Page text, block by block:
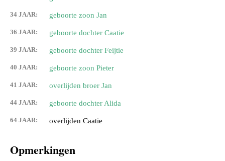
34 JAAR: geboorte zoon Jan
36 JAAR: geboorte dochter Caatie
39 JAAR: geboorte dochter Feijtie
40 JAAR: geboorte zoon Pieter
41 JAAR: overlijden broer Jan
44 JAAR: geboorte dochter Alida
64 JAAR: overlijden Caatie
Opmerkingen